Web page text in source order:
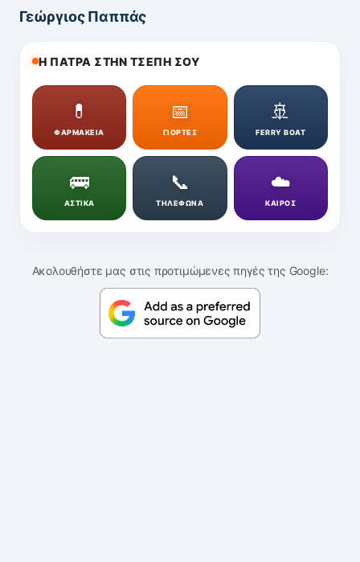
Γεώργιος Παππάς
Η ΠΑΤΡΑ ΣΤΗΝ ΤΣΕΠΗ ΣΟΥ
💊
ΦΑΡΜΑΚΕΙΑ
📅
ΓΙΟΡΤΕΣ
🚢
FERRY BOAT
🚌
ΑΣΤΙΚΑ
📞
ΤΗΛΕΦΩΝΑ
☁️
ΚΑΙΡΟΣ
Ακολουθήστε μας στις προτιμώμενες πηγές της Google: